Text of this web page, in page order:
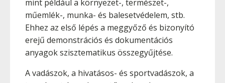
mint például a környezet-, természet-,
műemlék-, munka- és balesetvédelem, stb.
Ehhez az első lépés a meggyőző és bizonyító
erejű demonstrációs és dokumentációs
anyagok szisztematikus összegyűjtése.
A vadászok, a hivatásos- és sportvadászok, a